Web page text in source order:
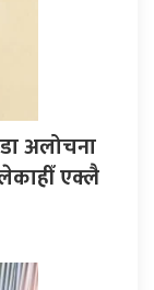
अलोचना
एक्लै